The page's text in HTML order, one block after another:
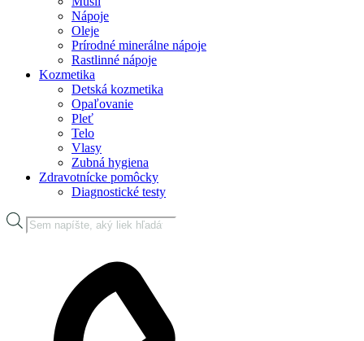
Nápoje
Oleje
Prírodné minerálne nápoje
Rastlinné nápoje
Kozmetika
Detská kozmetika
Opaľovanie
Pleť
Telo
Vlasy
Zubná hygiena
Zdravotnícke pomôcky
Diagnostické testy
Products
search